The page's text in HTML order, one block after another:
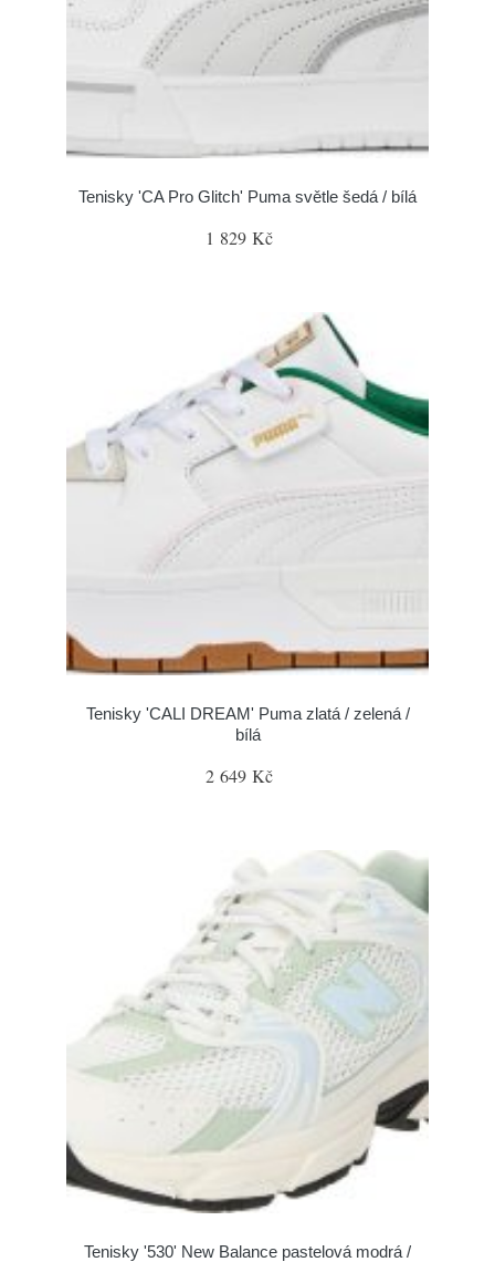
Tenisky 'CA Pro Glitch' Puma světle šedá / bílá
1 829 Kč
Tenisky 'CALI DREAM' Puma zlatá / zelená /
bílá
2 649 Kč
Tenisky '530' New Balance pastelová modrá /